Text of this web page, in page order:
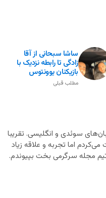
ساشا سبحانی از آقا
زادگی تا رابطه نزدیک با
بازیکنان یوونتوس
مطلب قبلی
سوئدی و انگلیسی. تقریبا
می‌کردم اما تجربه و علاقه زیاد
مجله سرگرمی بخت بپیوندم.